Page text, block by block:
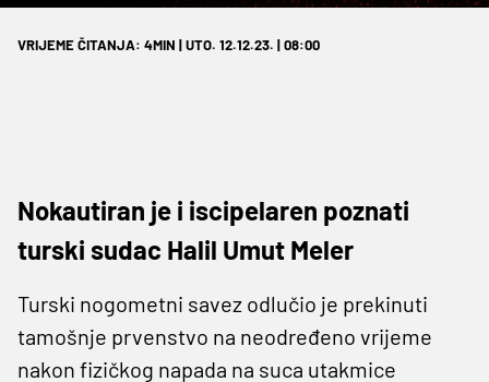
VRIJEME ČITANJA: 4MIN | UTO. 12.12.23. | 08:00
Nokautiran je i iscipelaren poznati
turski sudac Halil Umut Meler
Turski nogometni savez odlučio je prekinuti
tamošnje prvenstvo na neodređeno vrijeme
nakon fizičkog napada na suca utakmice